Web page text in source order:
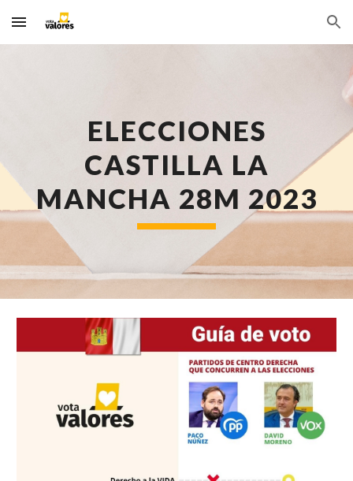
Skip to main content Skip to navigation
ELECCIONES
CASTILLA LA
MANCHA 28M 2023